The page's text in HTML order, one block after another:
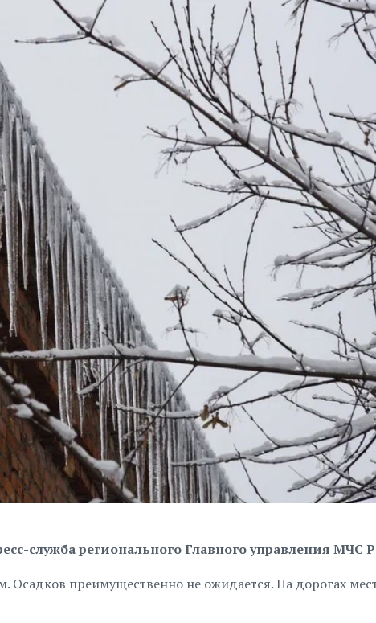
служба регионального Главного управления МЧС
Осадков преимущественно не ожидается. На дорогах